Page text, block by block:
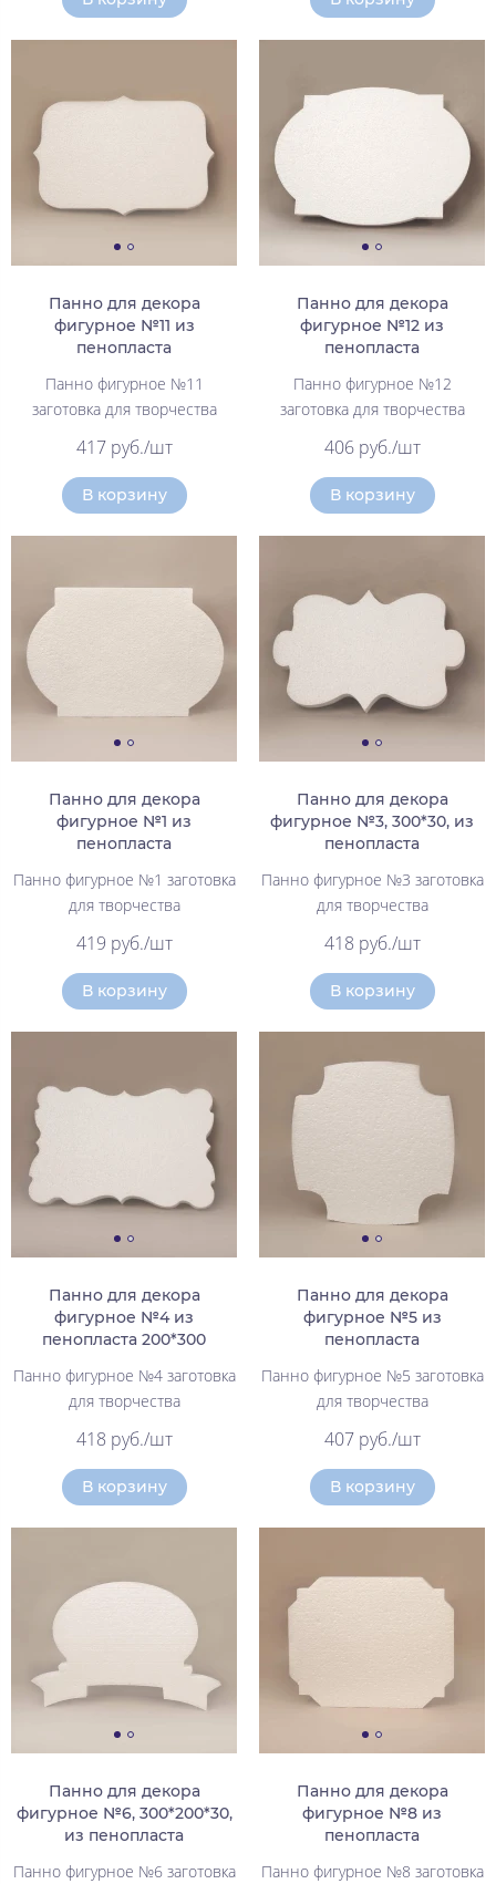
Панно для декора
фигурное №11 из
пенопласта
Панно фигурное №11
заготовка для творчества
417 руб./шт
В корзину
Панно для декора
фигурное №12 из
пенопласта
Панно фигурное №12
заготовка для творчества
406 руб./шт
В корзину
Панно для декора
фигурное №1 из
пенопласта
Панно фигурное №1 заготовка
для творчества
419 руб./шт
В корзину
Панно для декора
фигурное №3, 300*30, из
пенопласта
Панно фигурное №3 заготовка
для творчества
418 руб./шт
В корзину
Панно для декора
фигурное №4 из
пенопласта 200*300
Панно фигурное №4 заготовка
для творчества
418 руб./шт
В корзину
Панно для декора
фигурное №5 из
пенопласта
Панно фигурное №5 заготовка
для творчества
407 руб./шт
В корзину
Панно для декора
фигурное №6, 300*200*30,
из пенопласта
Панно фигурное №6 заготовка
Панно для декора
фигурное №8 из
пенопласта
Панно фигурное №8 заготовка